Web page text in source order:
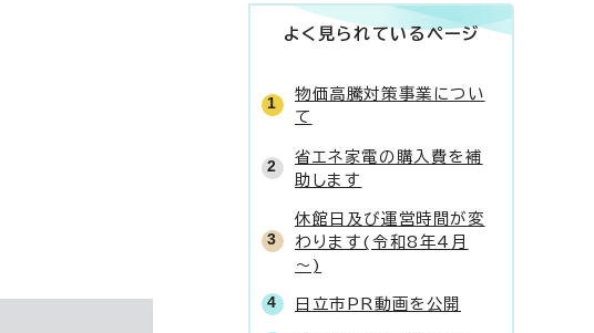
よく見られているページ
物価高騰対策事業につい
て
省エネ家電の購入費を補
助します
休館日及び運営時間が変
わります(令和8年4月
～)
日立市PR動画を公開